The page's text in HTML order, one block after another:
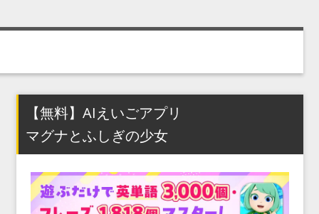
【無料】AIえいごアプリ
マグナとふしぎの少女